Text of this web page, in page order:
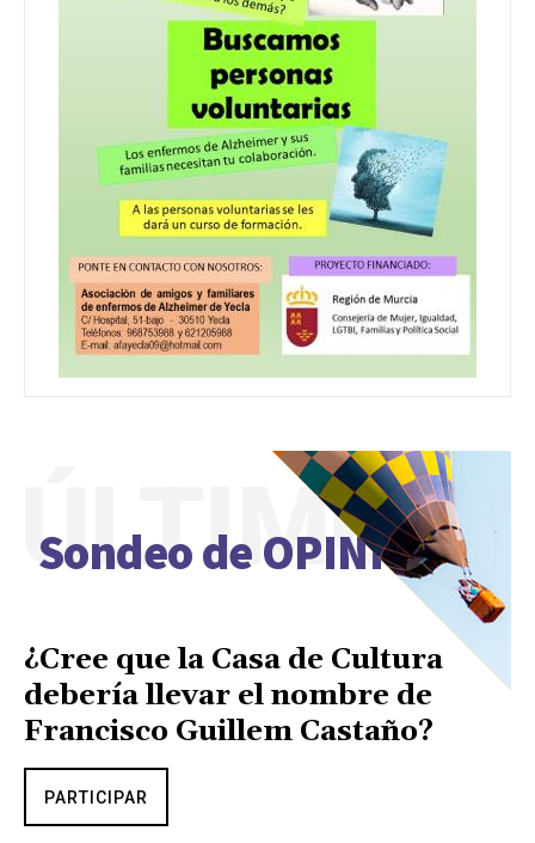
Sondeo de OPINIÓN
ÚLTIMO
¿Cree que la Casa de Cultura
debería llevar el nombre de
Francisco Guillem Castaño?
PARTICIPAR